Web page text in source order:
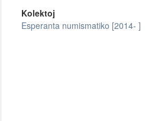
Kolektoj
Esperanta numismatiko [2014- ]